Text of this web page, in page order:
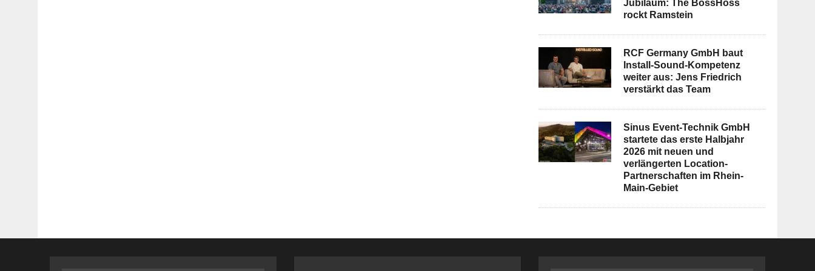
Jubiläum: The BossHoss
rockt Ramstein
RCF Germany GmbH baut
Install-Sound-Kompetenz
weiter aus: Jens Friedrich
verstärkt das Team
Sinus Event-Technik GmbH
startete das erste Halbjahr
2026 mit neuen und
verlängerten Location-
Partnerschaften im Rhein-
Main-Gebiet